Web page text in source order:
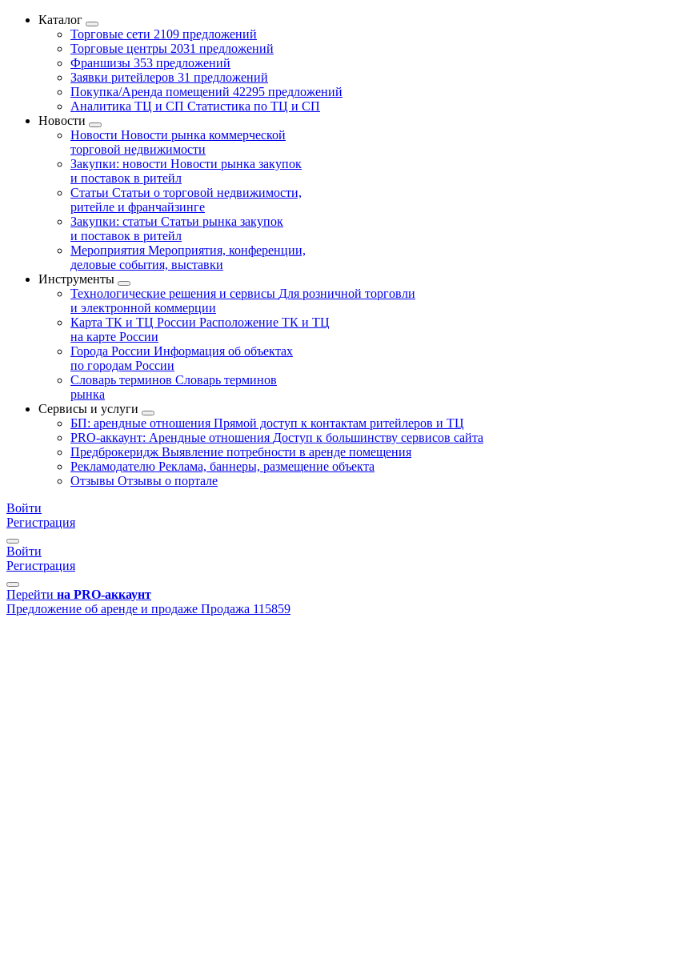
Каталог
Торговые сети 2109 предложений
Торговые центры 2031 предложений
Франшизы 353 предложений
Заявки ритейлеров 31 предложений
Покупка/Аренда помещений 42295 предложений
Аналитика ТЦ и СП Статистика по ТЦ и СП
Новости
Новости Новости рынка коммерческой
торговой недвижимости
Закупки: новости Новости рынка закупок
и поставок в ритейл
Статьи Статьи о торговой недвижимости,
ритейле и франчайзинге
Закупки: статьи Статьи рынка закупок
и поставок в ритейл
Мероприятия Мероприятия, конференции,
деловые события, выставки
Инструменты
Технологические решения и сервисы Для розничной торговли
и электронной коммерции
Карта ТК и ТЦ России Расположение ТК и ТЦ
на карте России
Города России Информация об объектах
по городам России
Словарь терминов Словарь терминов
рынка
Сервисы и услуги
БП: арендные отношения Прямой доступ к контактам ритейлеров и ТЦ
PRO-аккаунт: Арендные отношения Доступ к большинству сервисов сайта
Предброкеридж Выявление потребности в аренде помещения
Рекламодателю Реклама, баннеры, размещение объекта
Отзывы Отзывы о портале
Войти
Регистрация
Войти
Регистрация
Перейти на PRO-аккаунт
Предложение об аренде и продаже Продажа 115859